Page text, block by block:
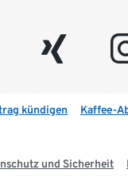
xing
kündigen Kaffee-
und Sicherheit